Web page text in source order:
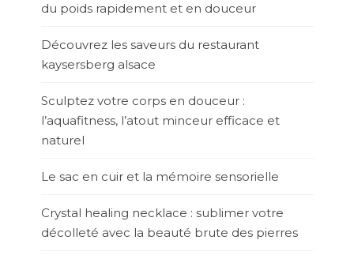
du poids rapidement et en douceur
Découvrez les saveurs du restaurant
kaysersberg alsace
Sculptez votre corps en douceur :
l’aquafitness, l’atout minceur efficace et
naturel
Le sac en cuir et la mémoire sensorielle
Crystal healing necklace : sublimer votre
décolleté avec la beauté brute des pierres